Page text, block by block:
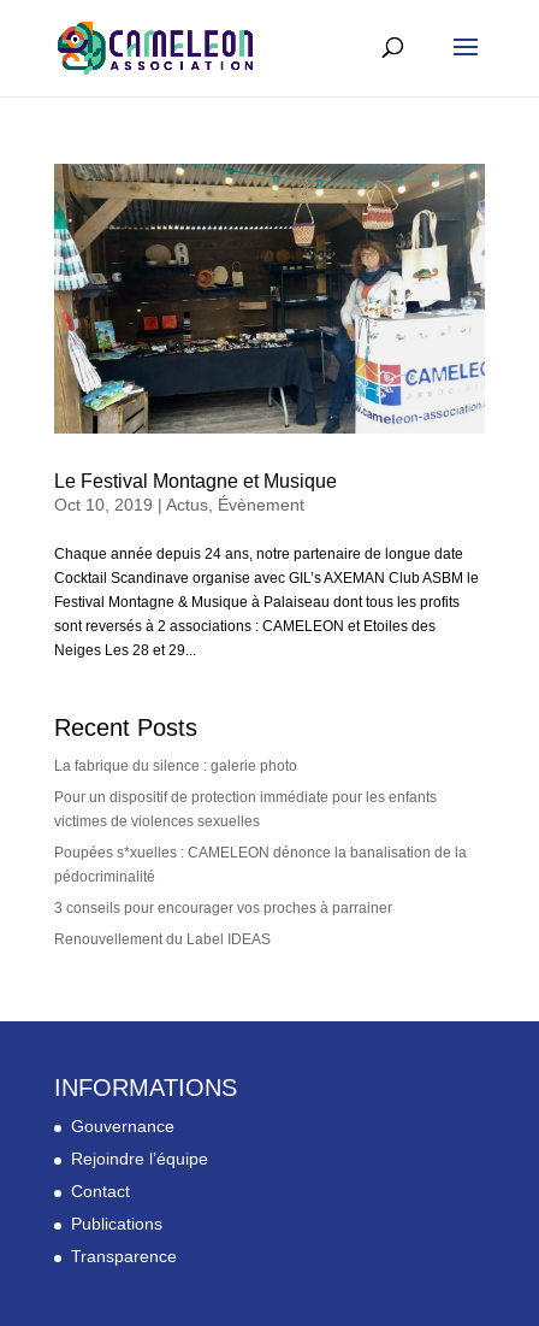
Le Festival Montagne et Musique
Oct 10, 2019 | Actus, Évènement
Chaque année depuis 24 ans, notre partenaire de longue date
Cocktail Scandinave organise avec GIL’s AXEMAN Club ASBM le
Festival Montagne & Musique à Palaiseau dont tous les profits
sont reversés à 2 associations : CAMELEON et Etoiles des
Neiges Les 28 et 29...
Recent Posts
La fabrique du silence : galerie photo
Pour un dispositif de protection immédiate pour les enfants
victimes de violences sexuelles
Poupées s*xuelles : CAMELEON dénonce la banalisation de la
pédocriminalité
3 conseils pour encourager vos proches à parrainer
Renouvellement du Label IDEAS
INFORMATIONS
Gouvernance
Rejoindre l’équipe
Contact
Publications
Transparence